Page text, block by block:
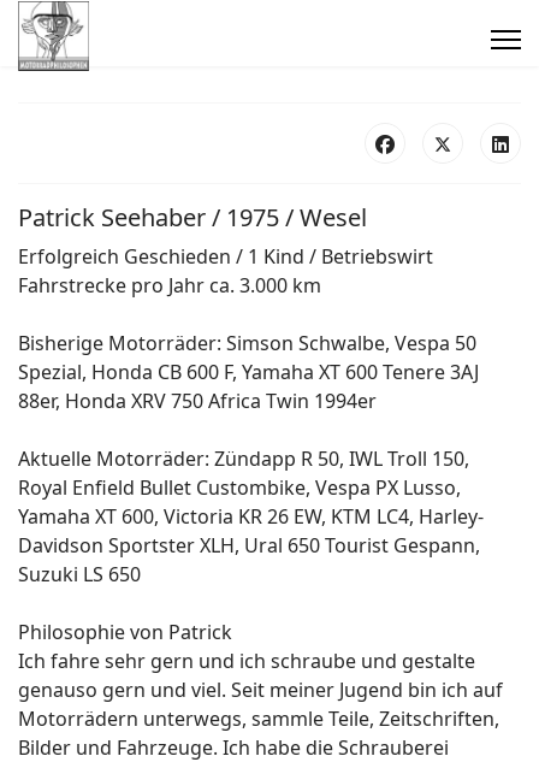
Patrick Seehaber / 1975 / Wesel
Erfolgreich Geschieden / 1 Kind / Betriebswirt
Fahrstrecke pro Jahr ca. 3.000 km
Bisherige Motorräder: Simson Schwalbe, Vespa 50
Spezial, Honda CB 600 F, Yamaha XT 600 Tenere 3AJ
88er, Honda XRV 750 Africa Twin 1994er
Aktuelle Motorräder: Zündapp R 50, IWL Troll 150,
Royal Enfield Bullet Custombike, Vespa PX Lusso,
Yamaha XT 600, Victoria KR 26 EW, KTM LC4, Harley-
Davidson Sportster XLH, Ural 650 Tourist Gespann,
Suzuki LS 650
Philosophie von Patrick
Ich fahre sehr gern und ich schraube und gestalte
genauso gern und viel. Seit meiner Jugend bin ich auf
Motorrädern unterwegs, sammle Teile, Zeitschriften,
Bilder und Fahrzeuge. Ich habe die Schrauberei